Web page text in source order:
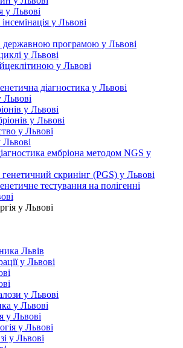
у Львові
у Львові
державною програмою у Львові
у Львові
у Львові
діагностика у Львові
у Львові
у Львові
у Львові
ембріона методом NGS у
скринінг (PGS) у Львові
тестування на полігенні
у Львові
Львів
у Львові
у Львові
у Львові
у Львові
у Львові
у Львові